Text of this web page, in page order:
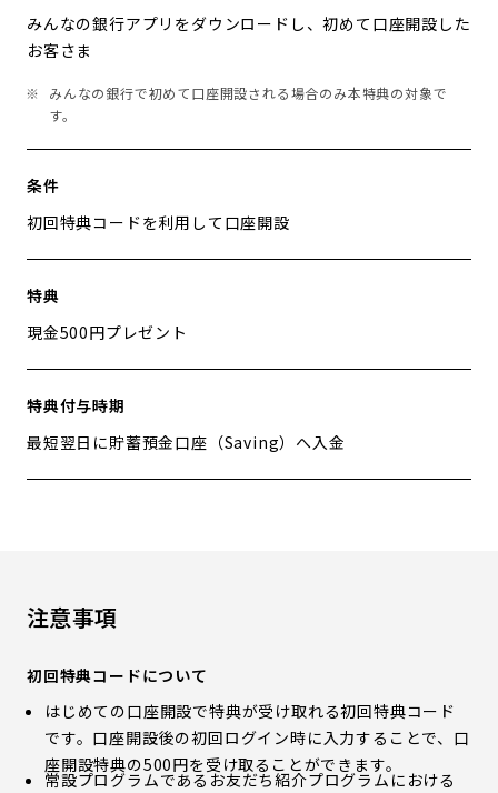
みんなの銀行アプリをダウンロードし、初めて口座開設した
お客さま
みんなの銀行で初めて口座開設される場合のみ本特典の対象で
す。
条件
初回特典コードを利用して口座開設
特典
現金500円プレゼント
特典付与時期
最短翌日に貯蓄預金口座（Saving）へ入金
注意事項
初回特典コードについて
はじめての口座開設で特典が受け取れる初回特典コード
です。口座開設後の初回ログイン時に入力することで、口
座開設特典の500円を受け取ることができます。
常設プログラムであるお友だち紹介プログラムにおける